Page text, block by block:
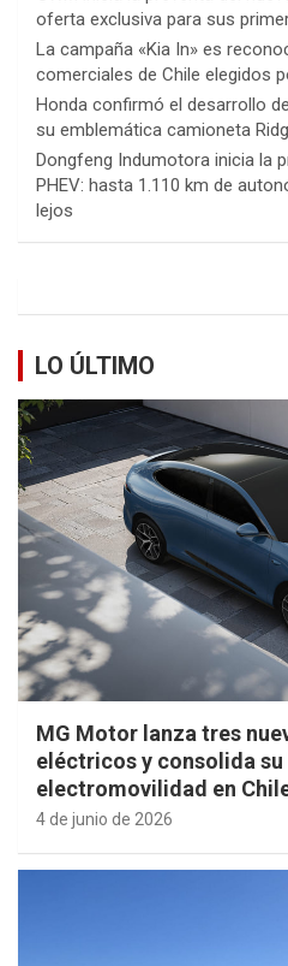
oferta exclusiva para sus
La campaña «Kia In» es
comerciales de Chile elegidos
Honda confirmó el desarrollo
su emblemática camioneta
Dongfeng Indumotora inicia la
PHEV: hasta 1.110 km de
lejos
LO ÚLTIMO
MG Motor lanza tres
eléctricos y consolida
electromovilidad en
4 de junio de 2026